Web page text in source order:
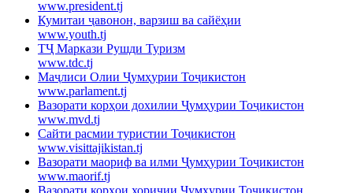
www.president.tj
Кумитаи ҷавонон, варзиш ва сайёҳии
www.youth.tj
ТҶ Маркази Рушди Туризм
www.tdc.tj
Маҷлиси Олии Ҷумҳурии Тоҷикистон
www.parlament.tj
Вазорати корҳои дохилии Ҷумҳурии Тоҷикистон
www.mvd.tj
Сайти расмии туристии Тоҷикистон
www.visittajikistan.tj
Вазорати маориф ва илми Ҷумҳурии Тоҷикистон
www.maorif.tj
Вазорати корҳои хориҷии Ҷумҳурии Тоҷикистон